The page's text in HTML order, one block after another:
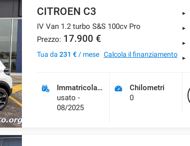
CITROEN C3
IV Van 1.2 turbo S&S 100cv Pro
Prezzo: 17.900 €
Tua da 231 €/ mese Calcola il finanziamento
Immatricolazione
usato -
08/2025
Chilometri
0